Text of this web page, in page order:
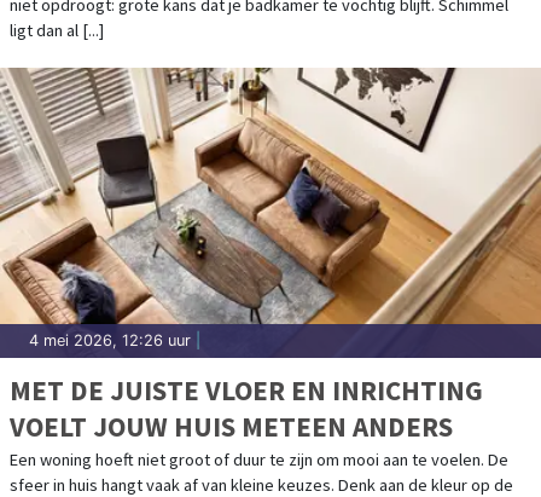
niet opdroogt: grote kans dat je badkamer te vochtig blijft. Schimmel
ligt dan al [...]
4 mei 2026, 12:26 uur
MET DE JUISTE VLOER EN INRICHTING
VOELT JOUW HUIS METEEN ANDERS
Een woning hoeft niet groot of duur te zijn om mooi aan te voelen. De
sfeer in huis hangt vaak af van kleine keuzes. Denk aan de kleur op de